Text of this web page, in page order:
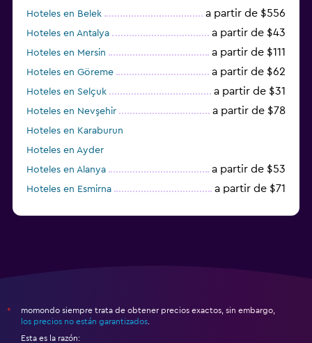
Hoteles en Belek a partir de $556
Hoteles en Antalya a partir de $43
Hoteles en Mersin a partir de $111
Hoteles en Göreme a partir de $62
Hoteles en Selçuk a partir de $31
Hoteles en Nevşehir a partir de $78
Hoteles en Karaburun
Hoteles en Ayder
Hoteles en Alanya
a partir de $53
Hoteles en Esmirna a partir de $71
*
momondo siempre trata de obtener precios exactos, sin embargo,
los precios no están garantizados
Esta es la razón: